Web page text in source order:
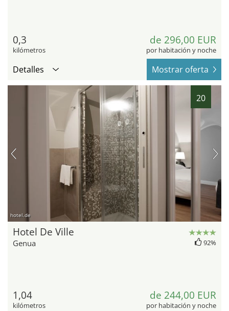
0,3
kilómetros
de 296,00 EUR
por habitación y noche
Detalles Mostrar oferta
20
hotel.de
Hotel De Ville
Genua 92%
1,04
kilómetros
de 244,00 EUR
por habitación y noche